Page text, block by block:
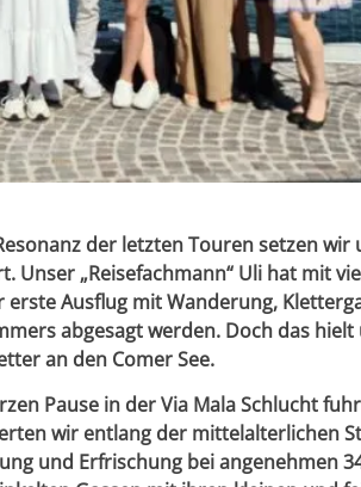
der letzten Touren setzen wir
Unser „Reisefachmann“ Uli hat mit
Ausflug mit Wanderung,
abgesagt werden. Doch das
an den Comer See.
Pause in der Via Mala Schlucht
wir entlang der mittelalterlichen
und Erfrischung bei angenehmen